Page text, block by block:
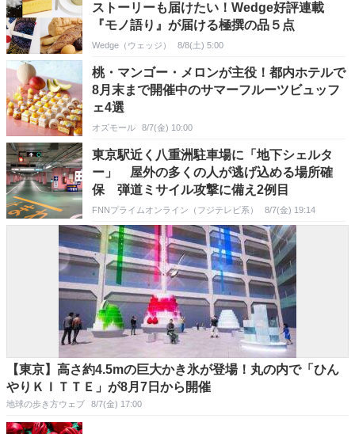
ストーリーも届けたい！Wedge好評連載
『モノ語り』が届ける極撰の品５点
Wedge（ウェッジ） 8/8(土) 5:00
桃・マンゴー・メロンが主役！都内ホテルで
8月末まで開催中のサマーフルーツビュッフ
ェ4選
オズモール 8/7(金) 10:00
東京駅近く八重洲駐車場に「地下シェルタ
ー」 屋外の多くの人が逃げ込める場所確
保 弾道ミサイル攻撃に備え2例目
FNNプライムオンライン（フジテレビ系） 8/7(金) 19:14
【東京】高さ約4.5mの巨大かき氷が登場！丸の内で「ひん
やりＫＩＴＴＥ」が8月7日から開催
地球の歩き方ウェブ 8/7(金) 17:00